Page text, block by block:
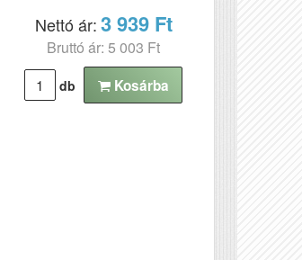
Nettó ár:3 939 Ft
Bruttó ár: 5 003 Ft
db Kosárba